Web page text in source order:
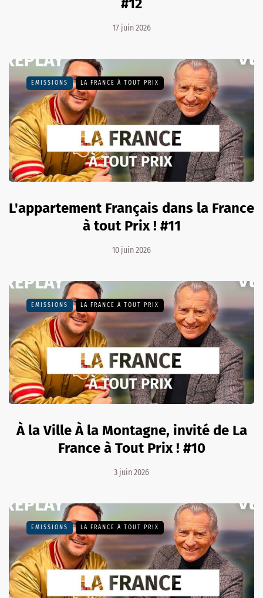
17 juin 2026
EMISSIONS LA FRANCE À TOUT PRIX
L'appartement Français dans la France
à tout Prix ! #11
10 juin 2026
EMISSIONS LA FRANCE À TOUT PRIX
À la Ville À la Montagne, invité de La
France à Tout Prix ! #10
3 juin 2026
EMISSIONS LA FRANCE À TOUT PRIX